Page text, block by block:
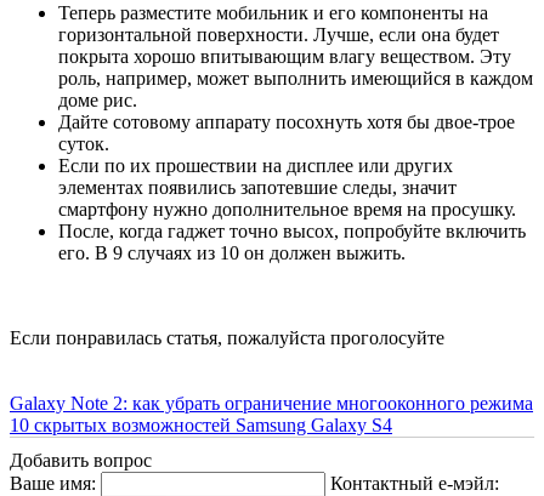
Теперь разместите мобильник и его компоненты на
горизонтальной поверхности. Лучше, если она будет
покрыта хорошо впитывающим влагу веществом. Эту
роль, например, может выполнить имеющийся в каждом
доме рис.
Дайте сотовому аппарату посохнуть хотя бы двое-трое
суток.
Если по их прошествии на дисплее или других
элементах появились запотевшие следы, значит
смартфону нужно дополнительное время на просушку.
После, когда гаджет точно высох, попробуйте включить
его. В 9 случаях из 10 он должен выжить.
Если понравилась статья, пожалуйста проголосуйте
Galaxy Note 2: как убрать ограничение многооконного режима
10 скрытых возможностей Samsung Galaxy S4
Добавить вопрос
Ваше имя:
Контактный е-мэйл: